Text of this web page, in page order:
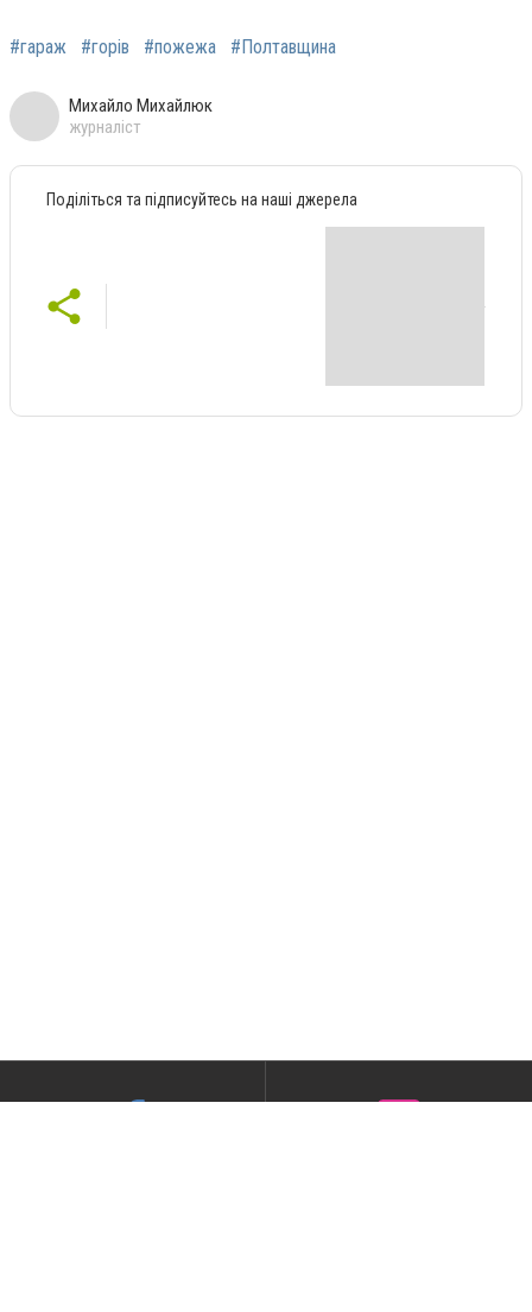
#гараж #горів #пожежа #Полтавщина
Михайло Михайлюк
журналіст
Поділіться та підписуйтесь на наші джерела